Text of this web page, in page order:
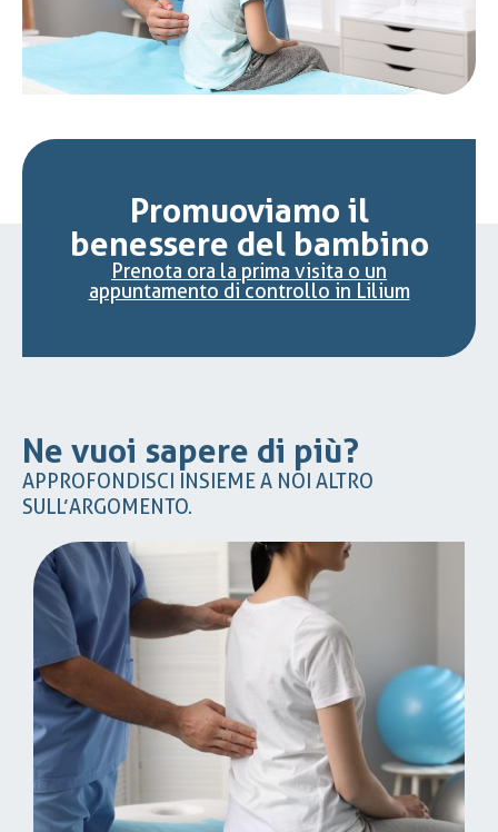
Promuoviamo il
benessere del bambino
Prenota ora la prima visita o un
appuntamento di controllo in Lilium
Ne vuoi sapere di più?
APPROFONDISCI INSIEME A NOI ALTRO
SULL’ARGOMENTO.